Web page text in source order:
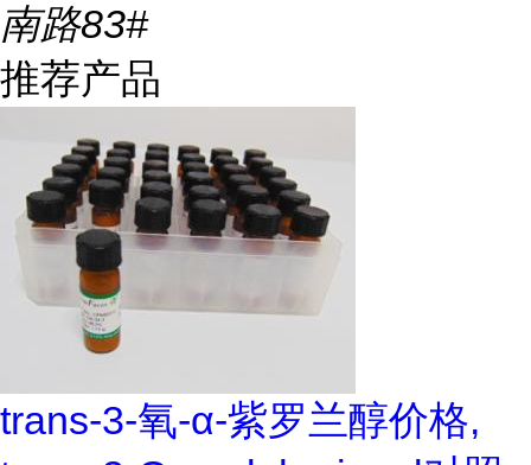
南路83#
推荐产品
trans-3-氧-α-紫罗兰醇价格,